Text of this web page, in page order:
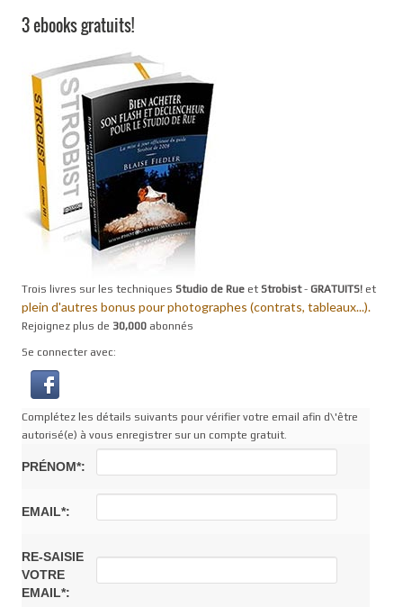
3 ebooks gratuits!
Trois livres sur les techniques Studio de Rue et Strobist- GRATUITS! et
plein d'autres bonus pour photographes (contrats, tableaux...).
Rejoignez plus de 30,000 abonnés
Se connecter avec:
Complétez les détails suivants pour vérifier votre email afin d\'être
autorisé(e) à vous enregistrer sur un compte gratuit.
PRÉNOM*:
EMAIL*:
RE-SAISIE
VOTRE
EMAIL*: